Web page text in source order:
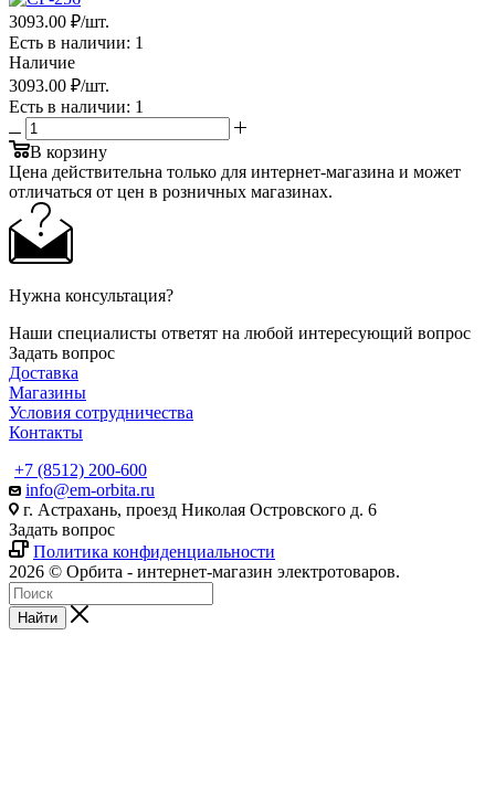
3093.00 ₽/шт.
Есть в наличии: 1
Наличие
3093.00 ₽/шт.
Есть в наличии: 1
В корзину
Цена действительна только для интернет-магазина и может
отличаться от цен в розничных магазинах.
Нужна консультация?
Наши специалисты ответят на любой интересующий вопрос
Задать вопрос
Доставка
Магазины
Условия сотрудничества
Контакты
+7 (8512) 200-600
info@em-orbita.ru
г. Астрахань, проезд Николая Островского д. 6
Задать вопрос
Политика конфиденциальности
2026 © Орбита - интернет-магазин электротоваров.
Найти